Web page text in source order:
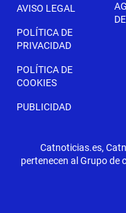
AVISO LEGAL
POLÍTICA DE
PRIVACIDAD
POLÍTICA DE
COOKIES
PUBLICIDAD
Catnoticias.es,
pertenecen al Grupo de